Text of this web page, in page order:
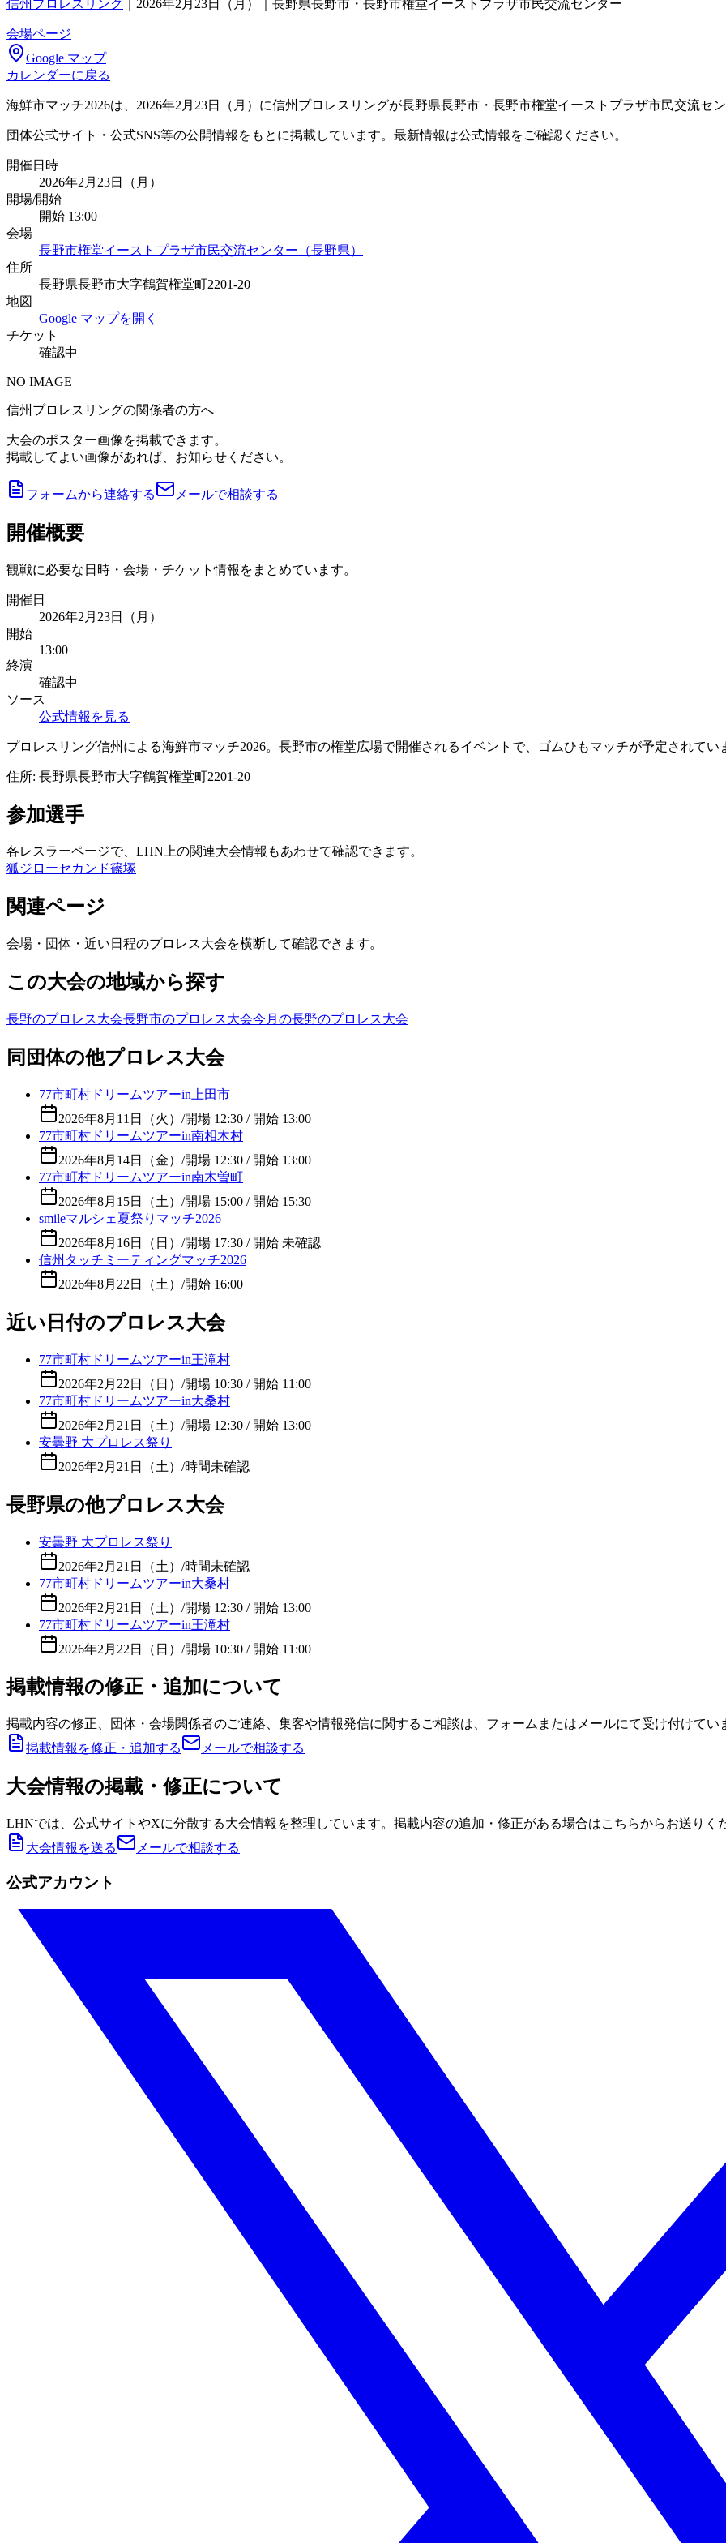
信州プロレスリング 2026年2月23日（月）｜長野県長野市・長野市権堂イーストプラザ市民交流センター
会場ページ
Google マップ
カレンダーに戻る
海鮮市マッチ2026は、2026年2月23日（月）に信州プロレスリングが長野県長野市・長野市権堂イーストプラザ市民交流セ
団体公式サイト・公式SNS等の公開情報をもとに掲載しています。最新情報は公式情報をご確認ください。
開催日時
2026年2月23日（月）
開場/開始
開始 13:00
会場
長野市権堂イーストプラザ市民交流センター（長野県）
住所
長野県長野市大字鶴賀権堂町2201-20
地図
Google マップを開く
チケット
確認中
NO IMAGE
信州プロレスリングの関係者の方へ
大会のポスター画像を掲載できます。
掲載してよい画像があれば、お知らせください。
フォームから連絡する メールで相談する
開催概要
観戦に必要な日時・会場・チケット情報をまとめています。
開催日
2026年2月23日（月）
開始
13:00
終演
確認中
ソース
公式情報を見る
プロレスリング信州による海鮮市マッチ2026。長野市の権堂広場で開催されるイベントで、ゴムひもマッチが予定されてい
住所: 長野県長野市大字鶴賀権堂町2201-20
参加選手
各レスラーページで、LHN上の関連大会情報もあわせて確認できます。
狐ジローセカンド篠塚
関連ページ
会場・団体・近い日程のプロレス大会を横断して確認できます。
この大会の地域から探す
長野のプロレス大会長野市のプロレス大会今月の長野のプロレス大会
同団体の他プロレス大会
77市町村ドリームツアーin上田市
2026年8月11日（火） /開場 12:30 / 開始 13:00
77市町村ドリームツアーin南相木村
2026年8月14日（金） /開場 12:30 / 開始 13:00
77市町村ドリームツアーin南木曽町
2026年8月15日（土） /開場 15:00 / 開始 15:30
smileマルシェ夏祭りマッチ2026
2026年8月16日（日） /開場 17:30 / 開始 未確認
信州タッチミーティングマッチ2026
2026年8月22日（土） /開始 16:00
近い日付のプロレス大会
77市町村ドリームツアーin王滝村
2026年2月22日（日） /開場 10:30 / 開始 11:00
77市町村ドリームツアーin大桑村
2026年2月21日（土） /開場 12:30 / 開始 13:00
安曇野 大プロレス祭り
2026年2月21日（土） /時間未確認
長野県の他プロレス大会
安曇野 大プロレス祭り
2026年2月21日（土） /時間未確認
77市町村ドリームツアーin大桑村
2026年2月21日（土） /開場 12:30 / 開始 13:00
77市町村ドリームツアーin王滝村
2026年2月22日（日） /開場 10:30 / 開始 11:00
掲載情報の修正・追加について
掲載内容の修正、団体・会場関係者のご連絡、集客や情報発信に関するご相談は、フォームまたはメールにて受け付けてい
掲載情報を修正・追加する
メールで相談する
大会情報の掲載・修正について
LHNでは、公式サイトやXに分散する大会情報を整理しています。掲載内容の追加・修正がある場合はこちらからお送りく
大会情報を送る
メールで相談する
公式アカウント